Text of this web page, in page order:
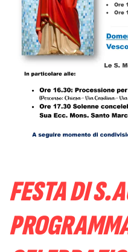
FESTA DI